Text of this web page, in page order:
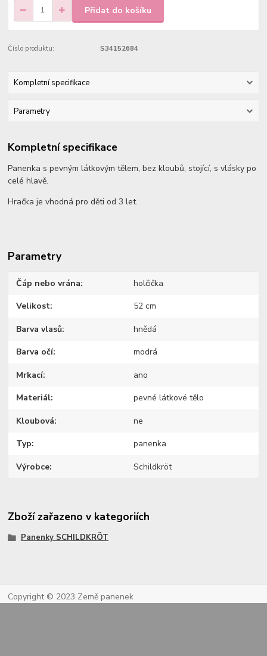
Přidat do košíku
Číslo produktu: S34152684
Kompletní specifikace
Parametry
Kompletní specifikace
Panenka s pevným látkovým tělem, bez kloubů, stojící, s vlásky po
celé hlavě.
Hračka je vhodná pro děti od 3 let.
Parametry
Čáp nebo vrána holčička
Velikost 52 cm
Barva vlasů hnědá
Barva očí modrá
Mrkací ano
Materiál pevné látkové tělo
Kloubová ne
Typ panenka
Výrobce Schildkröt
Zboží zařazeno v kategoriích
Panenky SCHILDKRÖT
Copyright © 2023 Země panenek